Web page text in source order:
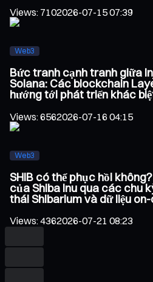
Views: 7102026-07-15 07:39
Web3
Bức tranh cạnh tranh giữa
Solana: Các blockchain
hướng tới phát triển khác
Views:6562026-07-16 04:15
Web3
SHIB có thể phục hồi
của Shiba Inu qua các chu
thái Shibarium và dữ liệu
Views:4362026-07-21 08:23